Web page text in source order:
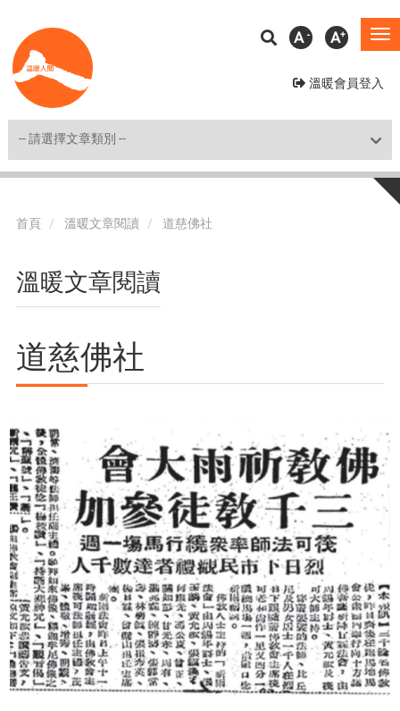
至
主
溫暖會員登入
A A
Shortcut
首頁 溫暖文章閱讀 道慈佛社
溫暖文章閱讀
道慈佛社